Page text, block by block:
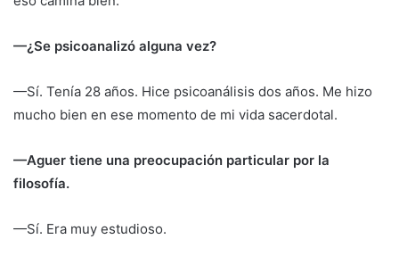
—¿Se psicoanalizó alguna vez?
—Sí. Tenía 28 años. Hice psicoanálisis dos años. Me hizo
mucho bien en ese momento de mi vida sacerdotal.
—Aguer tiene una preocupación particular por la
filosofía.
—Sí. Era muy estudioso.